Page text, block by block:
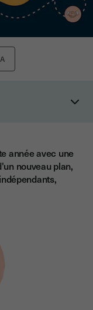
électronique
année avec une
nouveau plan,